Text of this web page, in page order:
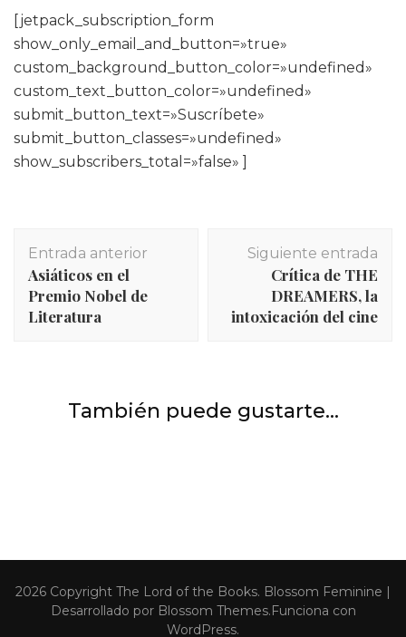
[jetpack_subscription_form
show_only_email_and_button=»true»
custom_background_button_color=»undefined»
custom_text_button_color=»undefined»
submit_button_text=»Suscríbete»
submit_button_classes=»undefined»
show_subscribers_total=»false» ]
de
entradas
Entrada anterior
Asiáticos en el
Premio Nobel de
Literatura
Siguiente entrada
Crítica de THE
DREAMERS, la
intoxicación del cine
También puede gustarte...
Películas y series Series
Crítica de MODERN LOVE
INICIO,Libros,Reseñas
2026 Copyright The Lord of the Books. Blossom Feminine |
Desarrollado por Blossom Themes.Funciona con
WordPress.